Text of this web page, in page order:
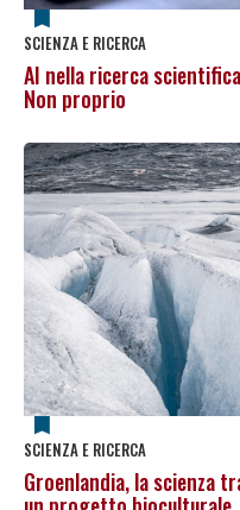
SCIENZA E RICERCA
AI nella ricerca
Non proprio
SCIENZA E RICERCA
Groenlandia, la scienza